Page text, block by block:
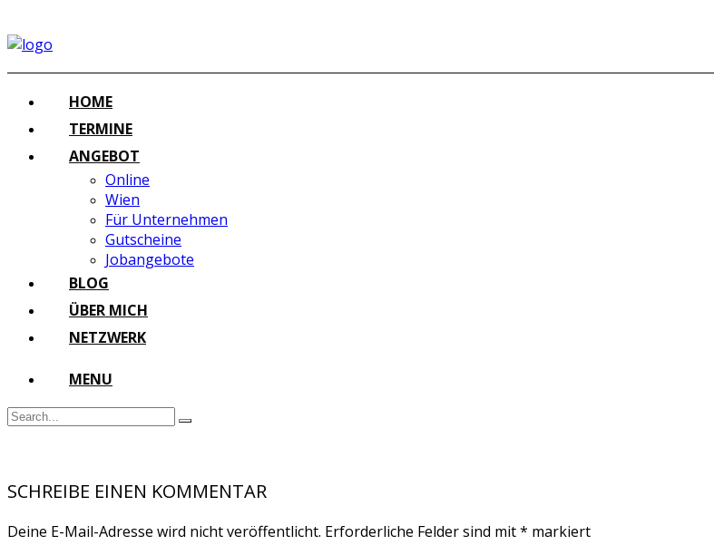
HOME
TERMINE
ANGEBOT
Online
Wien
Für Unternehmen
Gutscheine
Jobangebote
BLOG
ÜBER MICH
NETZWERK
MENU
SCHREIBE EINEN KOMMENTAR
Deine E-Mail-Adresse wird nicht veröffentlicht. Erforderliche Felder sind mit* markiert